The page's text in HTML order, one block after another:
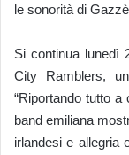
le sonorità di
Si continua lunedì
City Ramblers,
“Riportando tutto a
band emiliana
irlandesi e allegria